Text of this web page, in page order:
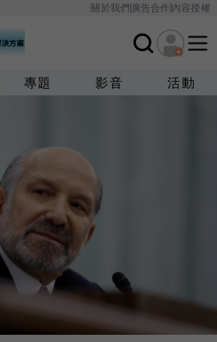
關於我們廣告合作內容授權
專題 影音 活動